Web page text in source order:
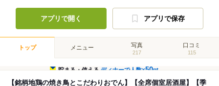
アプリで開く アプリで保存
トップ メニュー 写真
217
口コミ
115
貯まる・使えるディナーで人数×50pt
【銘柄地鶏の焼き鳥とこだわりおでん】【全席個室居酒屋】【季